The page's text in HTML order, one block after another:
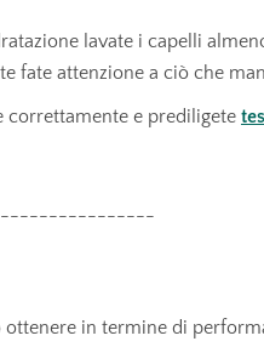
lavate i capelli
fate attenzione a ciò che
correttamente e prediligete
in termine di